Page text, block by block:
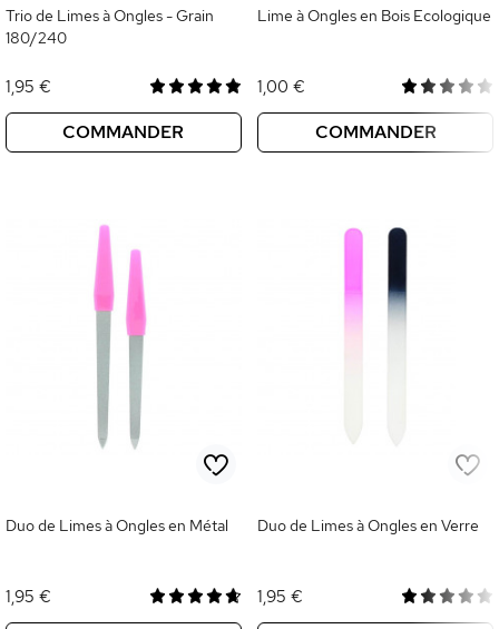
Trio de Limes à Ongles - Grain
180/240
1,95 €
COMMANDER
Lime à Ongles en Bois Ecologique
1,00 €
COMMANDER
Duo de Limes à Ongles en Métal
1,95 €
Duo de Limes à Ongles en Verre
1,95 €